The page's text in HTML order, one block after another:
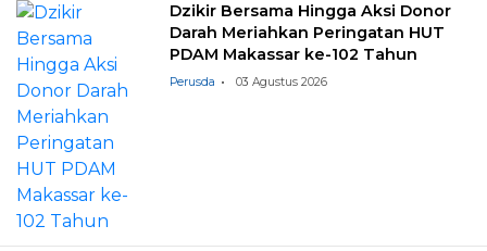
Dzikir Bersama Hingga Aksi Donor
Darah Meriahkan Peringatan HUT
PDAM Makassar ke-102 Tahun
Perusda 03 Agustus 2026